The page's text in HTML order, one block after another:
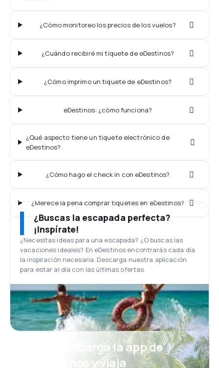
¿Cómo monitoreo los precios de los vuelos?
¿Cuándo recibiré mi tiquete de eDestinos?
¿Cómo imprimo un tiquete de eDestinos?
eDestinos: ¿cómo funciona?
¿Qué aspecto tiene un tiquete electrónico de
eDestinos?
¿Cómo hago el check in con eDestinos?
¿Merece la pena comprar tiquetes en eDestinos?
¿Buscas la escapada perfecta?
¡Inspírate!
¿Necesitas ideas para una escapada? ¿O buscas las
vacaciones ideales? En eDestinos encontrarás cada día
la inspiración necesaria. Descarga nuestra aplicación
para estar al día con las últimas ofertas.
¡Eh! Descarga la app de
eDestinos y viaja